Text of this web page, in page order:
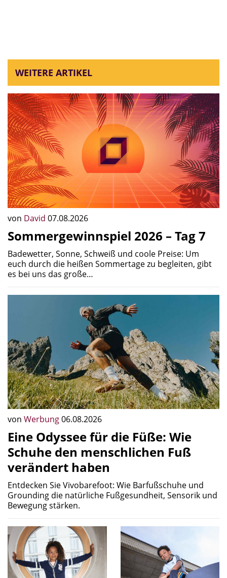
WEITERE ARTIKEL
von David 07.08.2026
Sommergewinnspiel 2026 – Tag 7
Badewetter, Sonne, Schweiß und coole Preise: Um
euch durch die heißen Sommertage zu begleiten, gibt
es bei uns das große…
von Werbung06.08.2026
Eine Odyssee für die Füße: Wie
Schuhe den menschlichen Fuß
verändert haben
Entdecken Sie Vivobarefoot: Wie Barfußschuhe und
Grounding die natürliche Fußgesundheit, Sensorik und
Bewegung stärken.